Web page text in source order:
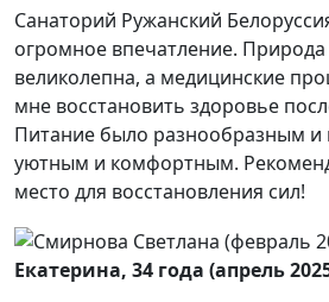
Санаторий Ружанский
огромное впечатление. Природа
великолепна, а медицинские
мне восстановить здоровье
Питание было разнообразным
уютным и комфортным.
место для восстановления сил!
Екатерина, 34 года (апрель